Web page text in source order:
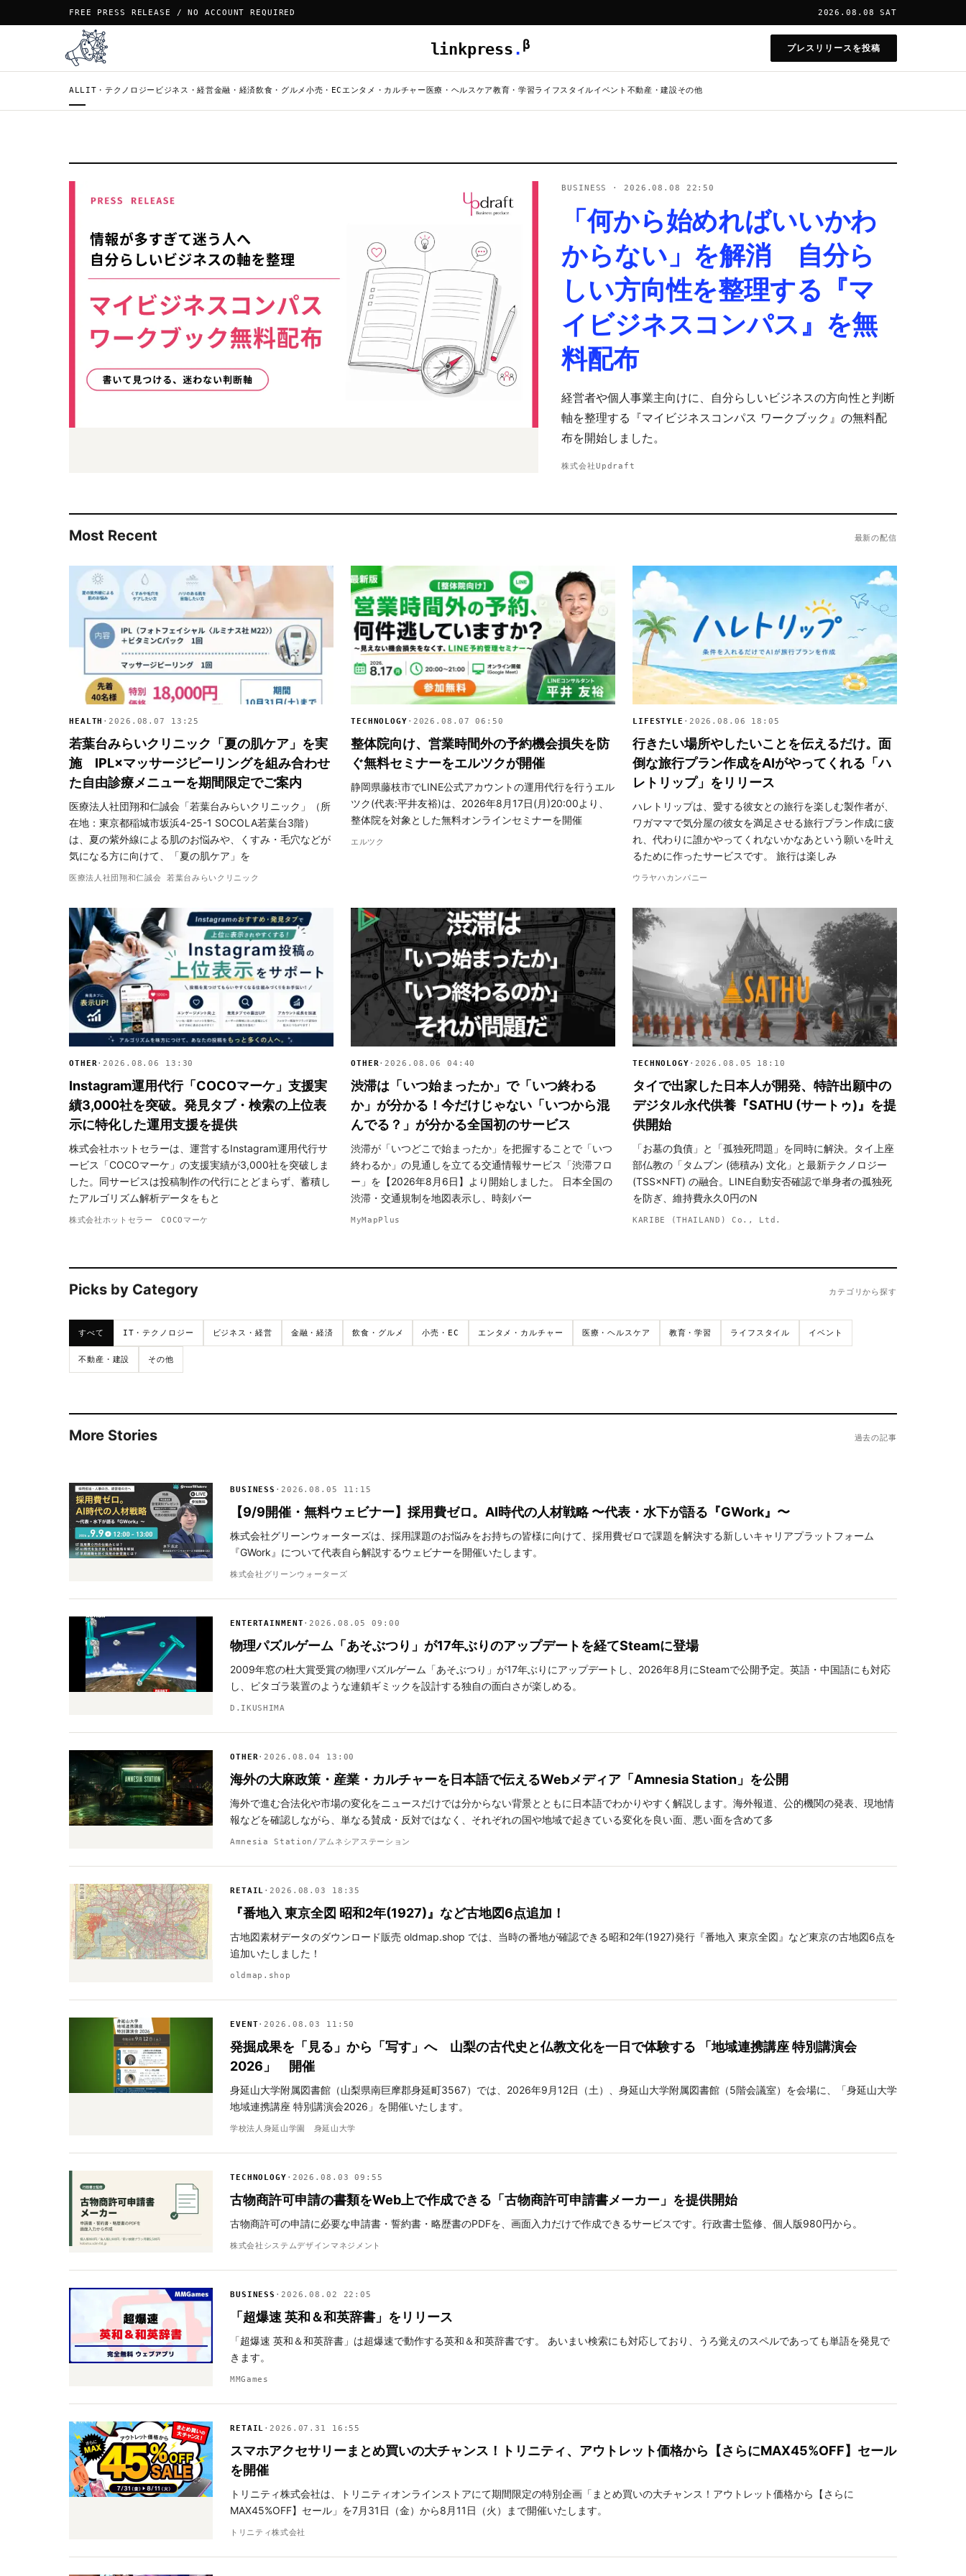
FREE PRESS RELEASE / NO ACCOUNT REQUIRED 2026.08.08 SAT
linkpress . β プレスリリースを投稿
ALLIT・テクノロジー ビジネス・経営金融・経済飲食・グルメ 小売・ECエンタメ・カルチャー医療・ヘルスケア教育・学習ライフスタイルイベント 不動産・建設その他
BUSINESS · 2026.08.08 22:50
「何から始めればいいかわ
からない」を解消 自分ら
しい方向性を整理する『マ
イビジネスコンパス』を無
料配布
経営者や個人事業主向けに、自分らしいビジネスの方向性と判断
軸を整理する『マイビジネスコンパス ワークブック』の無料配
布を開始しました。
株式会社Updraft
Most Recent 最新の配信
HEALTH ·2026.08.07 13:25
若葉台みらいクリニック「夏の肌ケア」を実
施 IPL×マッサージピーリングを組み合わせ
た自由診療メニューを期間限定でご案内
医療法人社団翔和仁誠会「若葉台みらいクリニック」（所
在地：東京都稲城市坂浜4-25-1 SOCOLA若葉台3階）
は、夏の紫外線による肌のお悩みや、くすみ・毛穴などが
気になる方に向けて、「夏の肌ケア」を
医療法人社団翔和仁誠会 若葉台みらいクリニック
TECHNOLOGY · 2026.08.07 06:50
整体院向け、営業時間外の予約機会損失を防
ぐ無料セミナーをエルツクが開催
静岡県藤枝市でLINE公式アカウントの運用代行を行うエル
ツク(代表:平井友裕)は、2026年8月17日(月)20:00より、
整体院を対象とした無料オンラインセミナーを開催
エルツク
LIFESTYLE · 2026.08.06 18:05
行きたい場所やしたいことを伝えるだけ。面
倒な旅行プラン作成をAIがやってくれる「ハ
レトリップ」をリリース
ハレトリップは、愛する彼女との旅行を楽しむ製作者が、
ワガママで気分屋の彼女を満足させる旅行プラン作成に疲
れ、代わりに誰かやってくれないかなあという願いを叶え
るために作ったサービスです。 旅行は楽しみ
ウラヤハカンパニー
OTHER·2026.08.06 13:30
Instagram運用代行「COCOマーケ」支援実
績3,000社を突破。発見タブ・検索の上位表
示に特化した運用支援を提供
株式会社ホットセラーは、運営するInstagram運用代行サ
ービス「COCOマーケ」の支援実績が3,000社を突破しま
した。同サービスは投稿制作の代行にとどまらず、蓄積し
たアルゴリズム解析データをもと
株式会社ホットセラー COCOマーケ
OTHER·2026.08.06 04:40
渋滞は「いつ始まったか」で「いつ終わる
か」が分かる！今だけじゃない「いつから混
んでる？」が分かる全国初のサービス
渋滞が「いつどこで始まったか」を把握することで「いつ
終わるか」の見通しを立てる交通情報サービス「渋滞フロ
ー」を【2026年8月6日】より開始しました。 日本全国の
渋滞・交通規制を地図表示し、時刻バー
MyMapPlus
TECHNOLOGY · 2026.08.05 18:10
タイで出家した日本人が開発、特許出願中の
デジタル永代供養『SATHU (サートゥ)』を提
供開始
「お墓の負債」と「孤独死問題」を同時に解決。タイ上座
部仏教の「タムブン (徳積み) 文化」と最新テクノロジー
(TSS×NFT) の融合。LINE自動安否確認で単身者の孤独死
を防ぎ、維持費永久0円のN
KARIBE (THAILAND) Co., Ltd.
Picks by Category カテゴリから探す
すべて IT・テクノロジー ビジネス・経営 金融・経済 飲食・グルメ 小売・EC エンタメ・カルチャー 医療・ヘルスケア 教育・学習 ライフスタイル イベント
不動産・建設 その他
More Stories 過去の記事
BUSINESS · 2026.08.05 11:15
【9/9開催・無料ウェビナー】採用費ゼロ。AI時代の人材戦略 〜代表・水下が語る『GWork』〜
株式会社グリーンウォーターズは、採用課題のお悩みをお持ちの皆様に向けて、採用費ゼロで課題を解決する新しいキャリアプラットフォーム
『GWork』について代表自ら解説するウェビナーを開催いたします。
株式会社グリーンウォーターズ
ENTERTAINMENT·2026.08.05 09:00
物理パズルゲーム「あそぶつり」が17年ぶりのアップデートを経てSteamに登場
2009年窓の杜大賞受賞の物理パズルゲーム「あそぶつり」が17年ぶりにアップデートし、2026年8月にSteamで公開予定。英語・中国語にも対応
し、ピタゴラ装置のような連鎖ギミックを設計する独自の面白さが楽しめる。
D.IKUSHIMA
OTHER·2026.08.04 13:00
海外の大麻政策・産業・カルチャーを日本語で伝えるWebメディア「Amnesia Station」を公開
海外で進む合法化や市場の変化をニュースだけでは分からない背景とともに日本語でわかりやすく解説します。海外報道、公的機関の発表、現地情
報などを確認しながら、単なる賛成・反対ではなく、それぞれの国や地域で起きている変化を良い面、悪い面を含めて多
Amnesia Station/アムネシアステーション
RETAIL ·2026.08.03 18:35
『番地入 東京全図 昭和2年(1927)』など古地図6点追加！
古地図素材データのダウンロード販売 oldmap.shop では、当時の番地が確認できる昭和2年(1927)発行『番地入 東京全図』など東京の古地図6点を
追加いたしました！
oldmap.shop
EVENT·2026.08.03 11:50
発掘成果を「見る」から「写す」へ 山梨の古代史と仏教文化を一日で体験する 「地域連携講座 特別講演会
2026」 開催
身延山大学附属図書館（山梨県南巨摩郡身延町3567）では、2026年9月12日（土）、身延山大学附属図書館（5階会議室）を会場に、「身延山大学
地域連携講座 特別講演会2026」を開催いたします。
学校法人身延山学園 身延山大学
TECHNOLOGY · 2026.08.03 09:55
古物商許可申請の書類をWeb上で作成できる「古物商許可申請書メーカー」を提供開始
古物商許可の申請に必要な申請書・誓約書・略歴書のPDFを、画面入力だけで作成できるサービスです。行政書士監修、個人版980円から。
株式会社システムデザインマネジメント
BUSINESS · 2026.08.02 22:05
「超爆速 英和＆和英辞書」をリリース
「超爆速 英和＆和英辞書」は超爆速で動作する英和＆和英辞書です。 あいまい検索にも対応しており、うろ覚えのスペルであっても単語を発見で
きます。
MMGames
RETAIL ·2026.07.31 16:55
スマホアクセサリーまとめ買いの大チャンス！トリニティ、アウトレット価格から【さらにMAX45%OFF】セール
を開催
トリニティ株式会社は、トリニティオンラインストアにて期間限定の特別企画「まとめ買いの大チャンス！アウトレット価格から【さらに
MAX45%OFF】セール」を7月31日（金）から8月11日（火）まで開催いたします。
トリニティ株式会社